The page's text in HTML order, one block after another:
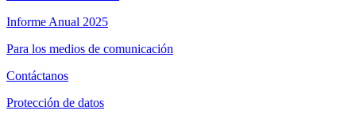
Informe Anual 2025
Para los medios de comunicación
Contáctanos
Protección de datos